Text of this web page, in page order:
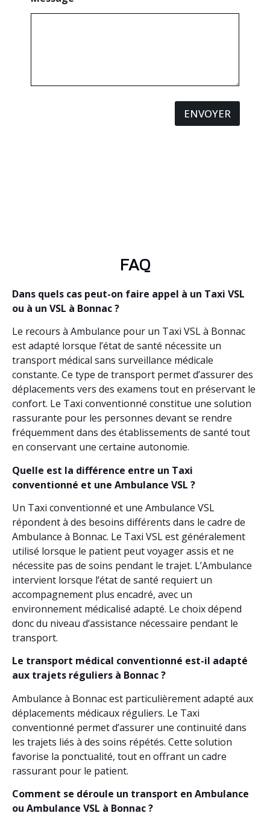
ENVOYER
FAQ
Dans quels cas peut-on faire appel à un Taxi VSL
ou à un VSL à Bonnac ?
Le recours à Ambulance pour un Taxi VSL à Bonnac
est adapté lorsque l’état de santé nécessite un
transport médical sans surveillance médicale
constante. Ce type de transport permet d’assurer des
déplacements vers des examens tout en préservant le
confort. Le Taxi conventionné constitue une solution
rassurante pour les personnes devant se rendre
fréquemment dans des établissements de santé tout
en conservant une certaine autonomie.
Quelle est la différence entre un Taxi
conventionné et une Ambulance VSL ?
Un Taxi conventionné et une Ambulance VSL
répondent à des besoins différents dans le cadre de
Ambulance à Bonnac. Le Taxi VSL est généralement
utilisé lorsque le patient peut voyager assis et ne
nécessite pas de soins pendant le trajet. L’Ambulance
intervient lorsque l’état de santé requiert un
accompagnement plus encadré, avec un
environnement médicalisé adapté. Le choix dépend
donc du niveau d’assistance nécessaire pendant le
transport.
Le transport médical conventionné est-il adapté
aux trajets réguliers à Bonnac ?
Ambulance à Bonnac est particulièrement adapté aux
déplacements médicaux réguliers. Le Taxi
conventionné permet d’assurer une continuité dans
les trajets liés à des soins répétés. Cette solution
favorise la ponctualité, tout en offrant un cadre
rassurant pour le patient.
Comment se déroule un transport en Ambulance
ou Ambulance VSL à Bonnac ?